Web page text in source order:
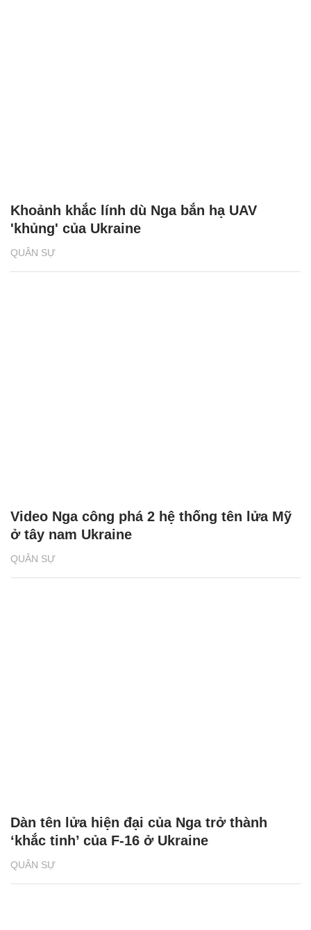
QUÂN SỰ
Khoảnh khắc lính dù Nga bắn hạ UAV
'khủng' của Ukraine
QUÂN SỰ
Video Nga công phá 2 hệ thống tên lửa Mỹ
ở tây nam Ukraine
QUÂN SỰ
Dàn tên lửa hiện đại của Nga trở thành
‘khắc tinh’ của F-16 ở Ukraine